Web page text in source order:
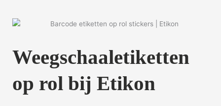
Weegschaaletiketten
op rol bij Etikon